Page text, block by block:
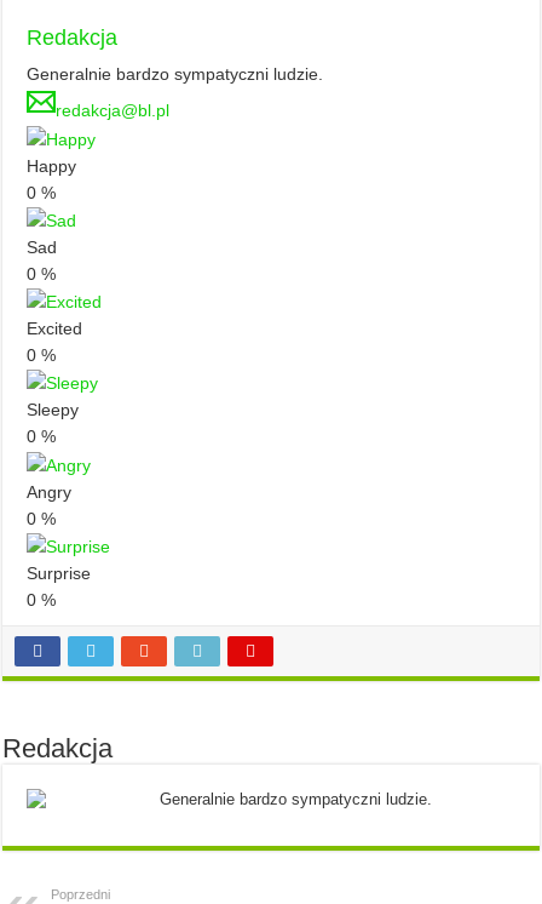
Redakcja
Generalnie bardzo sympatyczni ludzie.
redakcja@bl.pl
Happy
0 %
Sad
0 %
Excited
0 %
Sleepy
0 %
Angry
0 %
Surprise
0 %
Redakcja
Generalnie bardzo sympatyczni ludzie.
Poprzedni